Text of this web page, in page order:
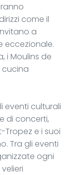
come il
a
eccezionale.
i Moulins de
cucina
eventi culturali
di concerti,
e i suoi
Tra gli eventi
ogni